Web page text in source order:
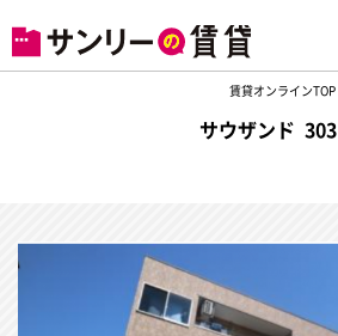
賃貸オンラインTOP
サウザンド 303